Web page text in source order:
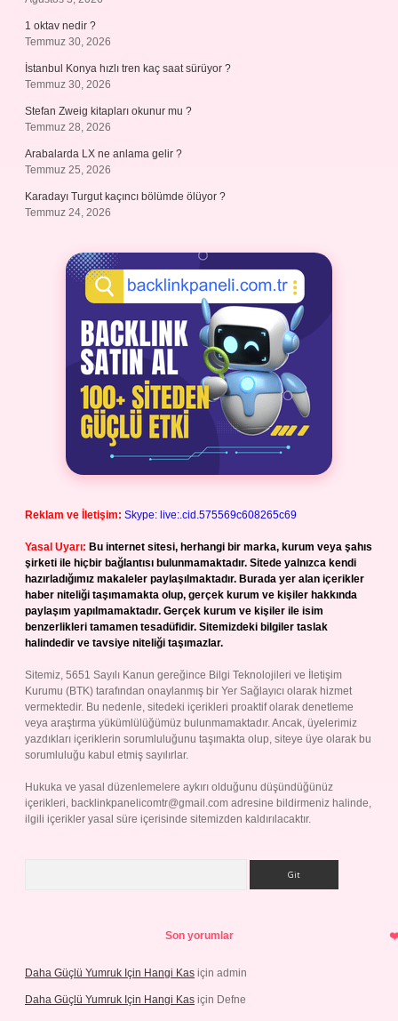
1 oktav nedir ?
Temmuz 30, 2026
İstanbul Konya hızlı tren kaç saat sürüyor ?
Temmuz 30, 2026
Stefan Zweig kitapları okunur mu ?
Temmuz 28, 2026
Arabalarda LX ne anlama gelir ?
Temmuz 25, 2026
Karadayı Turgut kaçıncı bölümde ölüyor ?
Temmuz 24, 2026
Reklam ve İletişim: Skype: live:.cid.575569c608265c69
Yasal Uyarı: Bu internet sitesi, herhangi bir marka, kurum veya şahıs
şirketi ile hiçbir bağlantısı bulunmamaktadır. Sitede yalnızca kendi
hazırladığımız makaleler paylaşılmaktadır. Burada yer alan içerikler
haber niteliği taşımamakta olup, gerçek kurum ve kişiler hakkında
paylaşım yapılmamaktadır. Gerçek kurum ve kişiler ile isim
benzerlikleri tamamen tesadüfidir. Sitemizdeki bilgiler taslak
halindedir ve tavsiye niteliği taşımazlar.
Sitemiz, 5651 Sayılı Kanun gereğince Bilgi Teknolojileri ve İletişim
Kurumu (BTK) tarafından onaylanmış bir Yer Sağlayıcı olarak hizmet
vermektedir. Bu nedenle, sitedeki içerikleri proaktif olarak denetleme
veya araştırma yükümlülüğümüz bulunmamaktadır. Ancak, üyelerimiz
yazdıkları içeriklerin sorumluluğunu taşımakta olup, siteye üye olarak bu
sorumluluğu kabul etmiş sayılırlar.
Hukuka ve yasal düzenlemelere aykırı olduğunu düşündüğünüz
içerikleri, backlinkpanelicomtr@gmail.com adresine bildirmeniz halinde,
ilgili içerikler yasal süre içerisinde sitemizden kaldırılacaktır.
Son yorumlar
Daha Güçlü Yumruk Için Hangi Kas için admin
Daha Güçlü Yumruk Için Hangi Kas için Defne